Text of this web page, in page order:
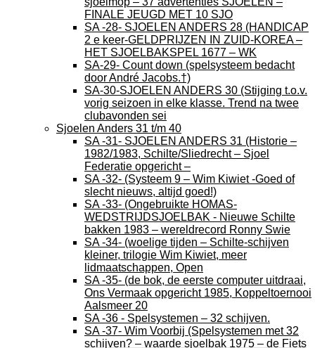
FINALE JEUGD MET 10 SJO
SA -28- SJOELEN ANDERS 28 (HANDICAP
2 e keer-GELDPRIJZEN IN ZUID-KOREA –
HET SJOELBAKSPEL 1677 – WK
SA-29- Count down (spelsysteem bedacht
door André Jacobs.†)
SA-30-SJOELEN ANDERS 30 (Stijging t.o.v.
vorig seizoen in elke klasse. Trend na twee
clubavonden sei
Sjoelen Anders 31 t/m 40
SA -31- SJOELEN ANDERS 31 (Historie –
1982/1983, Schilte/Sliedrecht – Sjoel
Federatie opgericht –
SA -32- (Systeem 9 – Wim Kiwiet -Goed of
slecht nieuws, altijd goed!)
SA -33- (Ongebruikte HOMAS-
WEDSTRIJDSJOELBAK - Nieuwe Schilte
bakken 1983 – wereldrecord Ronny Swie
SA -34- (woelige tijden – Schilte-schijven
kleiner, trilogie Wim Kiwiet, meer
lidmaatschappen, Open
SA -35- (de bok, de eerste computer uitdraai,
Ons Vermaak opgericht 1985, Koppeltoernooi
Aalsmeer 20
SA -36 - Spelsystemen – 32 schijven.
SA -37- Wim Voorbij (Spelsystemen met 32
schijven? – waarde sjoelbak 1975 – de Fiets